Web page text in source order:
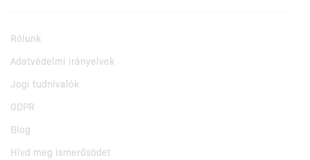
Rólunk
Adatvédelmi irányelvek
Jogi tudnivalók
GDPR
Blog
Hívd meg ismerősödet